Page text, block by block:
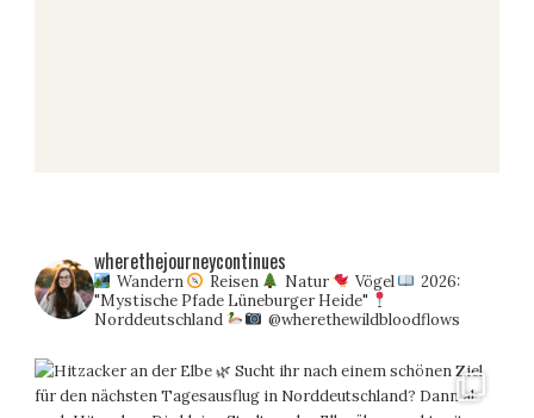
wherethejourneycontinues
Wandern Reisen Natur Vögel
2026:
"Mystische Pfade Lüneburger Heide"
Norddeutschland
@wherethewildbloodflows